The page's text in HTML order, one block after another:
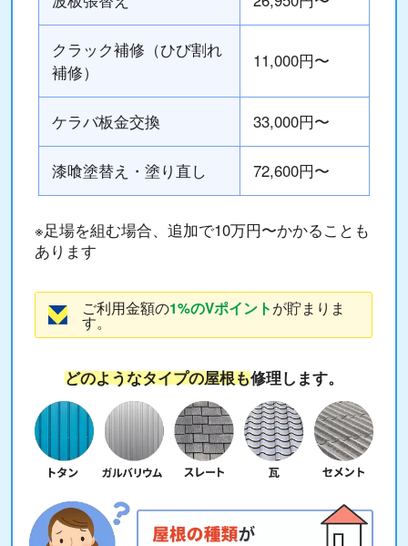
クラック補修（ひび割れ
補修）
11,000円〜
ケラバ板金交換 33,000円〜
漆喰塗替え・塗り直し 72,600円〜
※足場を組む場合、追加で10万円〜かかることも
あります
ご利用金額の1%のVポイントが貯まりま
す。
どのようなタイプの屋根も修理します。